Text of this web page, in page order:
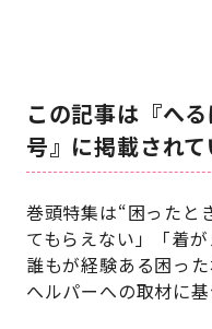
この記事は『へ
号』に掲載され
巻頭特集は“困ったと
てもらえない」「着
誰もが経験ある困っ
へルパーへの取材に